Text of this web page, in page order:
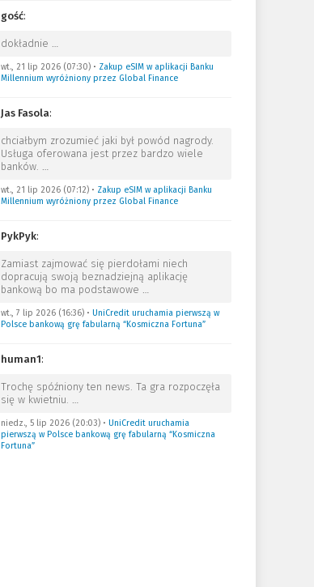
gość:
dokładnie …
wt., 21 lip 2026 (07:30)• Zakup eSIM w aplikacji Banku
Millennium wyróżniony przez Global Finance
Jas Fasola:
chciałbym zrozumieć jaki był powód nagrody.
Usługa oferowana jest przez bardzo wiele
banków. …
wt., 21 lip 2026 (07:12)• Zakup eSIM w aplikacji Banku
Millennium wyróżniony przez Global Finance
PykPyk:
Zamiast zajmować się pierdołami niech
dopracują swoją beznadziejną aplikację
bankową bo ma podstawowe …
wt., 7 lip 2026 (16:36)• UniCredit uruchamia pierwszą w
Polsce bankową grę fabularną “Kosmiczna Fortuna”
human1:
Trochę spóźniony ten news. Ta gra rozpoczęła
się w kwietniu. …
niedz., 5 lip 2026 (20:03)• UniCredit uruchamia
pierwszą w Polsce bankową grę fabularną “Kosmiczna
Fortuna”